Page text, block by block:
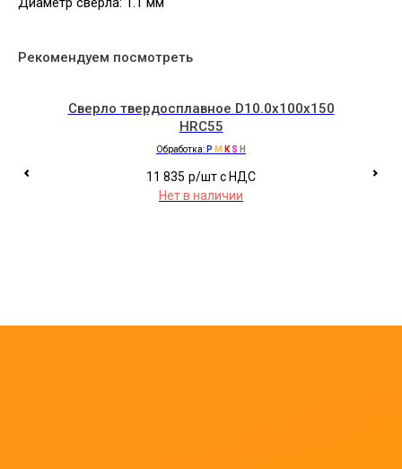
Рекомендуем посмотреть
Сверло твердосплавное D10.0x100x150
HRC55
Обработка: P M K S H
11 835 р/шт c НДС
Нет в наличии